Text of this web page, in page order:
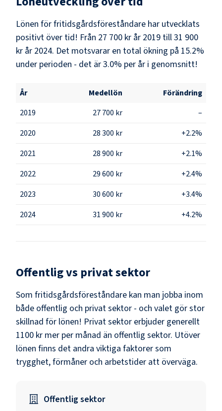
Lönen för fritidsgårdsföreståndare har utvecklats
positivt över tid! Från 27 700 kr år 2019 till 31 900
kr år 2024. Det motsvarar en total ökning på 15.2%
under perioden - det är 3.0% per år i genomsnitt!
År Medellön
Förändring
2019
27 700 kr
–
2020
28 300 kr
+2.2%
2021
28 900 kr
+2.1%
2022
29 600 kr
+2.4%
2023
30 600 kr
+3.4%
2024
31 900 kr +4.2%
Offentlig vs privat sektor
Som fritidsgårdsföreståndare kan man jobba inom
både offentlig och privat sektor - och valet gör stor
skillnad för lönen! Privat sektor erbjuder generellt
1100 kr mer per månad än offentlig sektor. Utöver
lönen finns det andra viktiga faktorer som
trygghet, förmåner och arbetstider att överväga.
Offentlig sektor